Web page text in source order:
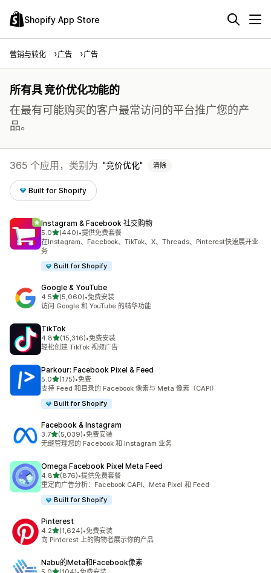
Shopify App Store
营销与转化 广告 广告
所有具 竞价优化功能的
在最有可能购买的客户最常访问的平台推广您的产
品。
365 个应用，类别为 竞价优化 清除
Built for Shopify
Instagram & Facebook 社交购物
5.0星（满分 5 星）
(440)
总共 440 条评论
•提供免费套餐
在Instagram、Facebook、TikTok、X、Threads、Pinterest快速展开业
务
Built for Shopify
Google & YouTube
4.5星（满分 5 星）
(5,060)
总共 5060 条评论
•免费安装
访问 Google 和 YouTube 的精华功能
TikTok
4.8星（满分 5 星）
(15,316)
总共 15316 条评论
•免费安装
轻松创建 TikTok 视频广告
Parkour: Facebook Pixel & Feed
5.0星（满分 5 星）
(175)
总共 175 条评论
•免费
支持 Feed 和目录的 Facebook 像素与 Meta 像素（CAPI）
Built for Shopify
Facebook & Instagram
3.7星（满分 5 星）
(5,039)
总共 5039 条评论
•免费安装
无缝管理您的 Facebook 和 Instagram 业务
Omega Facebook Pixel Meta Feed
4.8星（满分 5 星）
(876)
总共 876 条评论
•提供免费套餐
重定向广告分析：Facebook CAPI、Meta Pixel 和 Feed
Built for Shopify
Pinterest
4.2星（满分 5 星）
(1,624)
总共 1624 条评论
•免费安装
向 Pinterest 上的购物者展示你的产品
Nabu的Meta和Facebook像素
星（满分 5 星）